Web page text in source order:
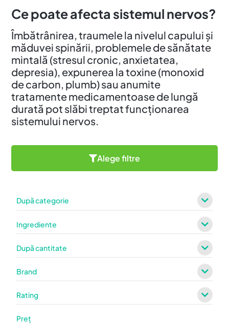
Ce poate afecta sistemul nervos?
Îmbătrânirea, traumele la nivelul capului și
măduvei spinării, problemele de sănătate
mintală (stresul cronic, anxietatea,
depresia), expunerea la toxine (monoxid
de carbon, plumb) sau anumite
tratamente medicamentoase de lungă
durată pot slăbi treptat funcționarea
sistemului nervos.
Alege filtre
După categorie
Ingrediente
După cantitate
Brand
Rating
Preț